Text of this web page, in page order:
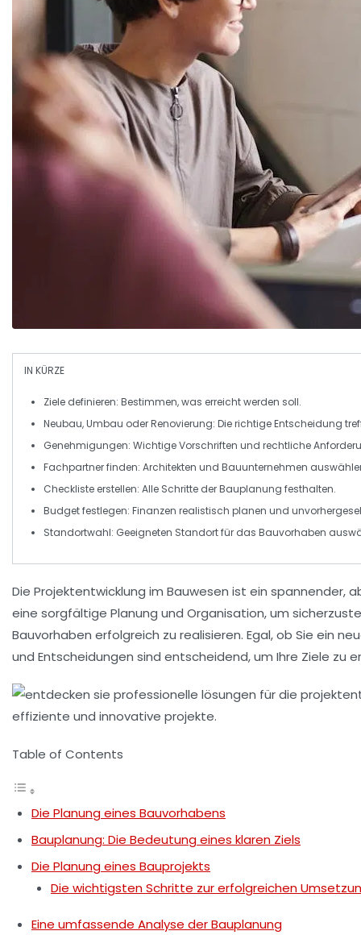
IN KÜRZE
Ziele definieren: Bestimmen, was erreicht werden soll.
Neubau, Umbau oder Renovierung: Die richtige Entscheidung
Genehmigungen: Wichtige Vorschriften und rechtliche
Fachpartner finden: Architekten und Bauunternehmen
Checkliste erstellen: Alle Schritte der Bauplanung festhalten.
Budget festlegen: Finanzen realistisch planen und
Standortwahl: Geeigneten Standort für das Bauvorhaben
Die Projektentwicklung im Bauwesen ist ein spannender,
eine sorgfältige Planung und Organisation, um
Bauvorhaben erfolgreich zu realisieren. Egal, ob Sie ein
und Entscheidungen sind entscheidend, um Ihre Ziele zu
Table of Contents
Die Planung eines Bauvorhabens
Bauplanung: Die Bedeutung eines klaren Ziels
Die Planung eines Bauprojekts
Die wichtigsten Schritte zur erfolgreichen
Eine umfassende Analyse der Bauplanung